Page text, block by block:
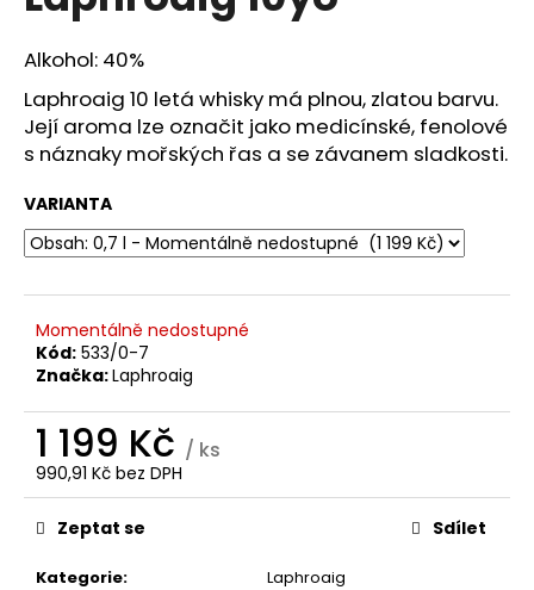
z
5
hvězdiček.
Alkohol: 40%
Laphroaig 10 letá whisky má plnou, zlatou barvu.
Její aroma lze označit jako medicínské, fenolové
s náznaky mořských řas a se závanem sladkosti.
VARIANTA
Momentálně nedostupné
Kód: 533/0-7
Značka:Laphroaig
1 199 Kč / ks
990,91 Kč bez DPH
Měrná
cena:
Kategorie:
Laphroaig
Zeptat se Sdílet
j
í
t
?
D
o
p
o
č
u